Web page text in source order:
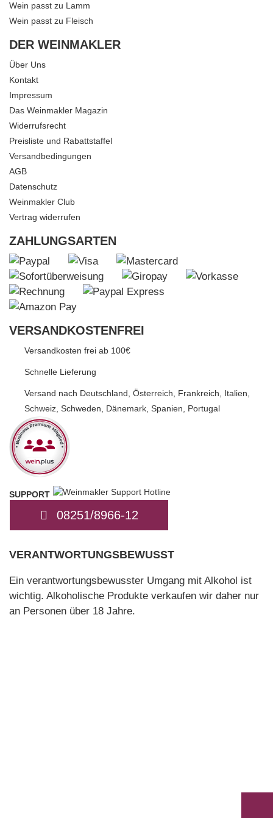
Wein passt zu Lamm
Wein passt zu Fleisch
DER WEINMAKLER
Über Uns
Kontakt
Impressum
Das Weinmakler Magazin
Widerrufsrecht
Preisliste und Rabattstaffel
Versandbedingungen
AGB
Datenschutz
Weinmakler Club
Vertrag widerrufen
ZAHLUNGSARTEN
VERSANDKOSTENFREI
Versandkosten frei ab 100€
Schnelle Lieferung
Versand nach Deutschland, Österreich, Frankreich, Italien,
Schweiz, Schweden, Dänemark, Spanien, Portugal
SUPPORT
08251/8966-12
VERANTWORTUNGSBEWUSST
Ein verantwortungsbewusster Umgang mit Alkohol ist
wichtig. Alkoholische Produkte verkaufen wir daher nur
an Personen über 18 Jahre.